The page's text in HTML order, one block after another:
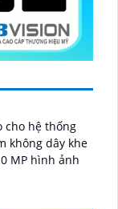
cho hệ thống
MP hình ảnh